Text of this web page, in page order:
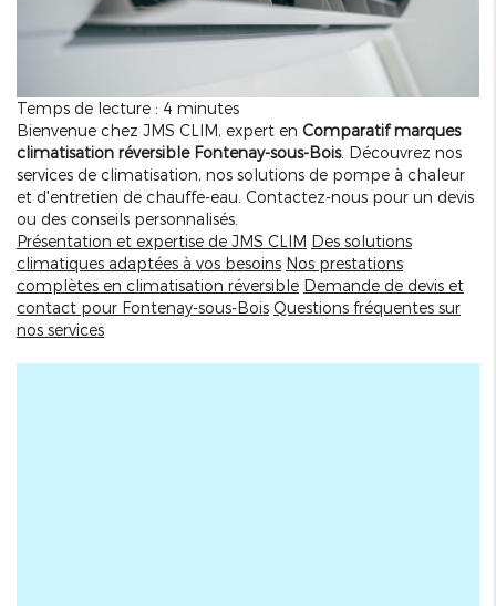
Temps de lecture : 4 minutes
Bienvenue chez JMS CLIM, expert en Comparatif marques
climatisation réversible Fontenay-sous-Bois. Découvrez nos
services de climatisation, nos solutions de pompe à chaleur
et d'entretien de chauffe-eau. Contactez-nous pour un devis
ou des conseils personnalisés.
Présentation et expertise de JMS CLIM Des solutions
climatiques adaptées à vos besoins Nos prestations
complètes en climatisation réversible Demande de devis et
contact pour Fontenay-sous-Bois Questions fréquentes sur
nos services